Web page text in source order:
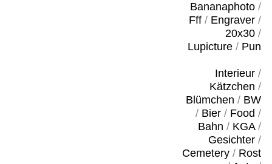
Bananaphoto/
Fff/ Engraver/
20x30/
Lupicture/ Pun
Interieur/
Kätzchen /
Blümchen / BW
/ Bier/ Food /
Bahn / KGA/
Gesichter/
Cemetery/ Rost